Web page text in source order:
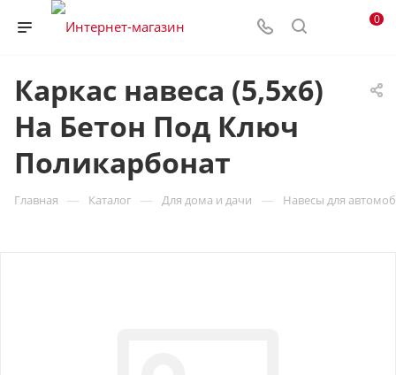
0
Каркас навеса (5,5х6)
На Бетон Под Ключ
Поликарбонат
Главная — Каталог — Для дома и дачи — Навесы для